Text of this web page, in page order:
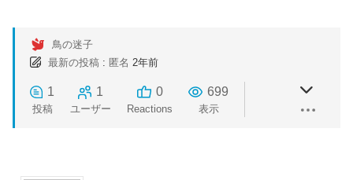
鳥の迷子
最新の投稿 : 匿名 2年前
1
投稿
1
ユーザー
0
Reactions
699
表示